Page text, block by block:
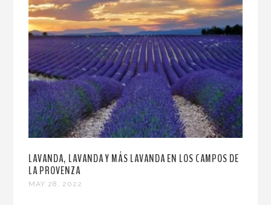
LAVANDA, LAVANDA Y MÁS LAVANDA EN LOS CAMPOS DE
LA PROVENZA
MAY 28, 2022